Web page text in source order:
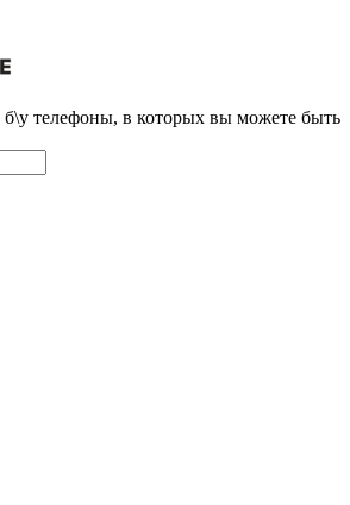
телефоны, в которых вы можете быть